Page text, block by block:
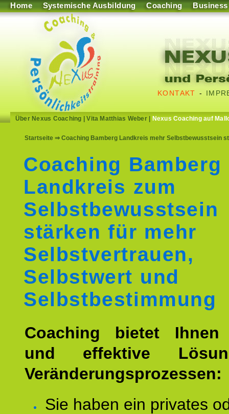
Home Systemische Ausbildung Coaching Business
KONTAKT -
Über Nexus Coaching |Vita Matthias Weber| Nexus Coaching auf
Startseite ⇒ Coaching Bamberg Landkreis mehr Selbstbewusstsein
Coaching Bamberg
Landkreis zum
Selbstbewusstsein
stärken für mehr
Selbstvertrauen,
Selbstwert und
Selbstbestimmung
Coaching bietet Ihnen
und effektive
Veränderungsprozessen:
Sie haben ein privates